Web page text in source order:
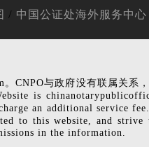
/ 中国公证处海外服务中心
CNPO与政府没有联属关
is
an additional service
this website, and strive
in the information.